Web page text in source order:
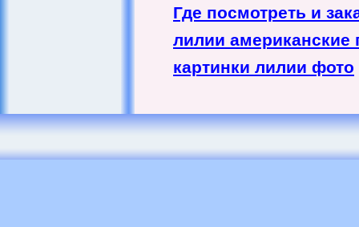
Где посмотреть и
лилии американские
картинки лилии фото